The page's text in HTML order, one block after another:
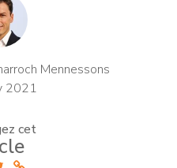
Mennessons
2021
cet